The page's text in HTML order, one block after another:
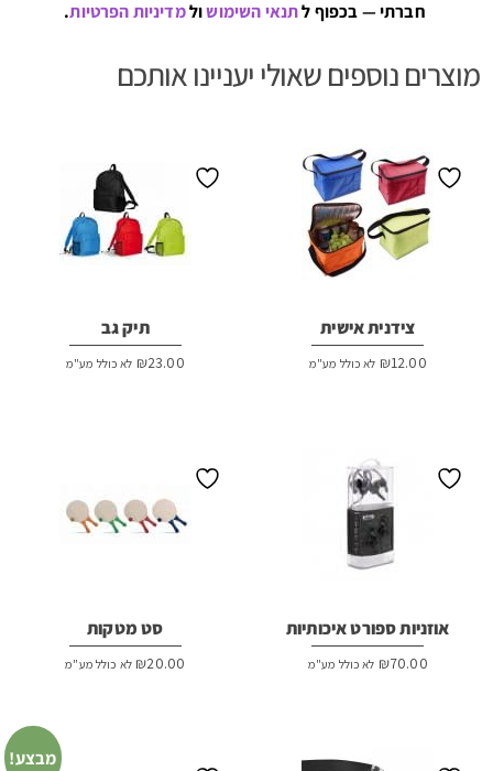
חברתי — בכפוף לתנאי השימושולמדיניות הפרטיות.
מוצרים נוספים שאולי יעניינו אותכם
צידנית אישית
₪12.00 לא כולל מע"מ
תיק גב
₪23.00 לא כולל מע"מ
אוזניות ספורט איכותיות
₪70.00 לא כולל מע"מ
סט מטקות
₪20.00 לא כולל מע"מ
מבצע!